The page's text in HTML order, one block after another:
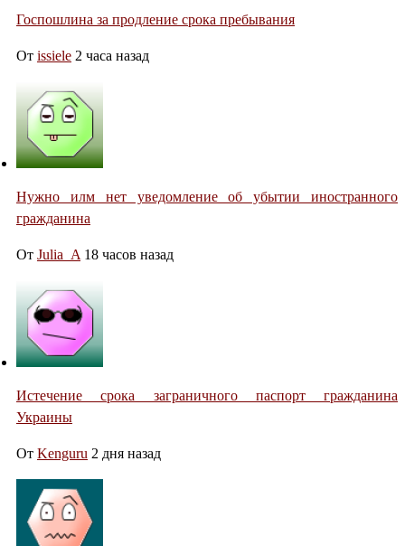
Госпошлина за продление срока пребывания
От issiele 2 часа назад
Нужно илм нет уведомление об убытии иностранного
гражданина
От Julia_A 18 часов назад
Истечение срока заграничного паспорт гражданина
Украины
От Kenguru 2 дня назад